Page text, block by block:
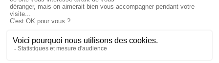
MENCIONES LEGALES